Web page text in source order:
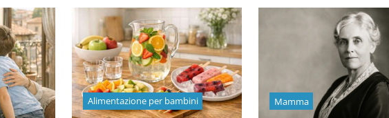
Alimentazione per bambini Mamma